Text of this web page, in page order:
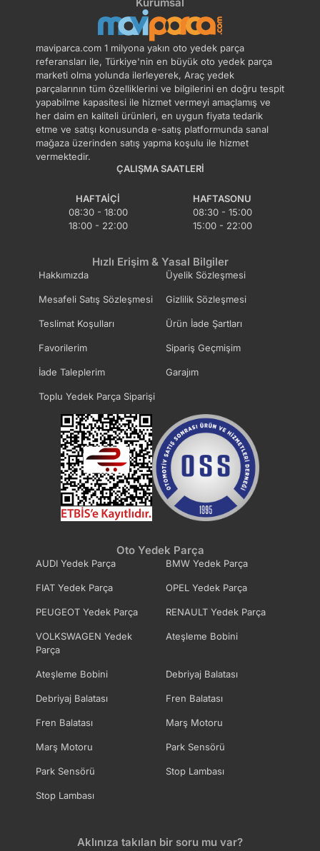
maviparca.com 1 milyona yakın oto yedek parça
referansları ile, Türkiye'nin en büyük oto yedek parça
marketi olma yolunda ilerleyerek, Araç yedek
parçalarının tüm özelliklerini ve bilgilerini en doğru tespit
yapabilme kapasitesi ile hizmet vermeyi amaçlamış ve
her daim en kaliteli ürünleri, en uygun fiyata tedarik
etme ve satışı konusunda e-satış platformunda sanal
mağaza üzerinden satış yapma koşulu ile hizmet
vermektedir.
ÇALIŞMA SAATLERI
HAFTAIÇI
08:30 - 18:00
18:00 - 22:00
HAFTASONU
08:30 - 15:00
15:00 - 22:00
Hızlı Erişim & Yasal Bilgiler
Hakkımızda Üyelik Sözleşmesi
Mesafeli Satış Sözleşmesi Gizlilik Sözleşmesi
Teslimat Koşulları Ürün İade Şartları
Favorilerim Sipariş Geçmişim
İade Taleplerim Garajım
Toplu Yedek Parça Siparişi
Oto Yedek Parça
AUDI Yedek Parça BMW Yedek Parça
FIAT Yedek Parça OPEL Yedek Parça
PEUGEOT Yedek Parça RENAULT Yedek Parça
VOLKSWAGEN Yedek
Parça
Ateşleme Bobini
Ateşleme Bobini Debriyaj Balatası
Debriyaj Balatası Fren Balatası
Fren Balatası Marş Motoru
Marş Motoru Park Sensörü
Park Sensörü Stop Lambası
Stop Lambası
Aklınıza takılan bir soru mu var?